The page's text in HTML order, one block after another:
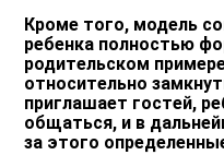
Кроме того, модель
ребенка полностью
родительском
относительно
приглашает гостей,
общаться, и в
за этого